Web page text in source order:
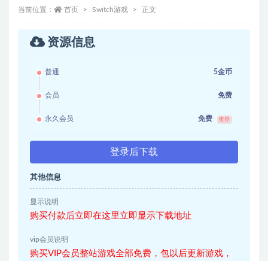
当前位置： 首页 Switch游戏 正文
资源信息
普通 5金币
会员 免费
永久会员 免费 推荐
登录后下载
其他信息
显示说明
购买付款后立即在这里立即显示下载地址
vip会员说明
购买VIP会员整站游戏全部免费，包以后更新游戏，